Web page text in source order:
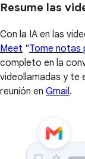
Resume las
Con la IA en las
Meet "Tome notas
completo en la
videollamadas y te
reunión en Gmail.